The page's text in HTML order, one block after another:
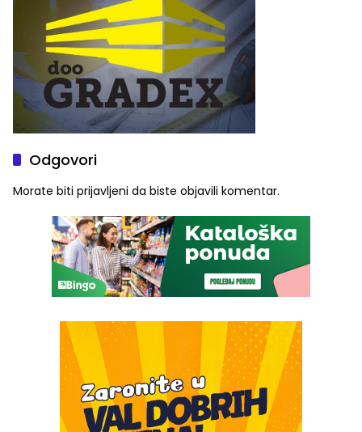
Odgovori
Morate biti prijavljeni da biste objavili komentar.